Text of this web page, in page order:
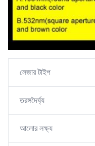
লেজার টাইপ
তরঙ্গদৈর্ঘ্য
আলোর লক্ষ্য